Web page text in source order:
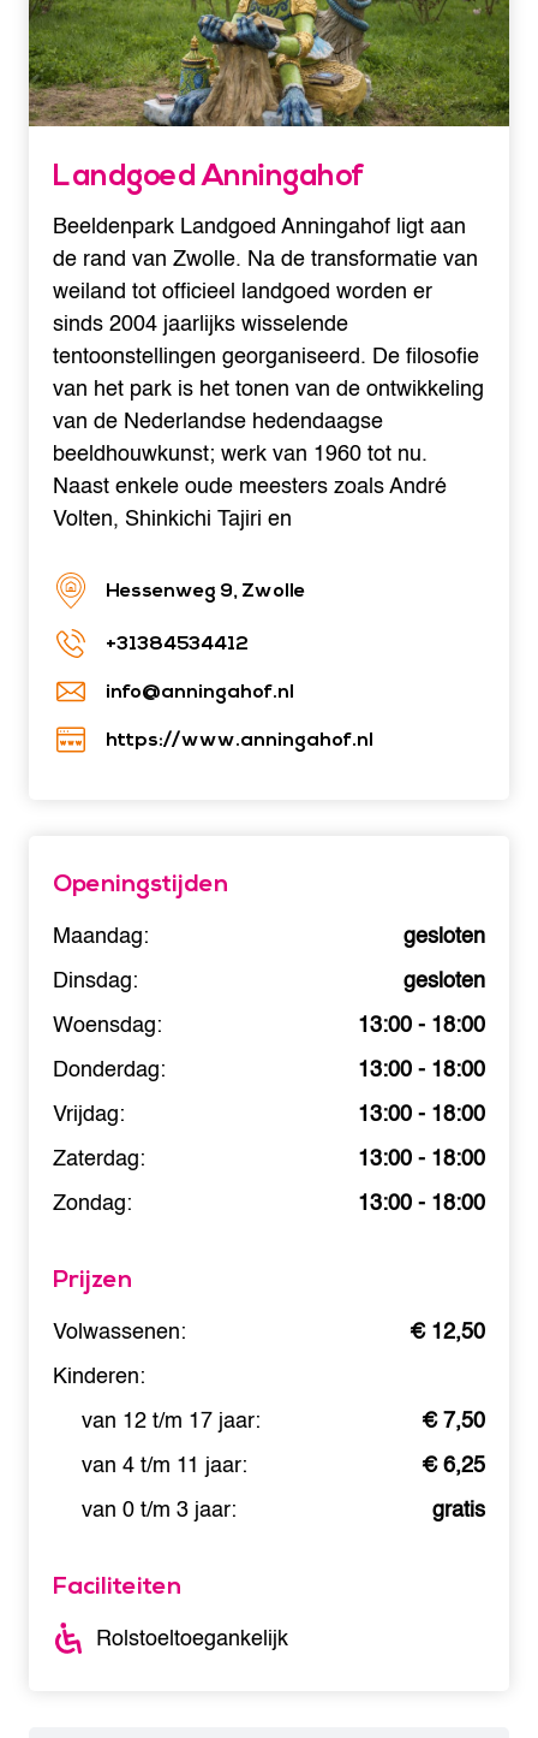
Landgoed Anningahof
Beeldenpark Landgoed Anningahof ligt aan
de rand van Zwolle. Na de transformatie van
weiland tot officieel landgoed worden er
sinds 2004 jaarlijks wisselende
tentoonstellingen georganiseerd. De filosofie
van het park is het tonen van de ontwikkeling
van de Nederlandse hedendaagse
beeldhouwkunst; werk van 1960 tot nu.
Naast enkele oude meesters zoals André
Volten, Shinkichi Tajiri en
Hessenweg 9, Zwolle
+31384534412
info@anningahof.nl
https://www.anningahof.nl
Openingstijden
Maandag:
gesloten
Dinsdag:
gesloten
Woensdag:
13:00 - 18:00
Donderdag:
13:00 - 18:00
Vrijdag:
13:00 - 18:00
Zaterdag:
13:00 - 18:00
Zondag:
13:00 - 18:00
Prijzen
Volwassenen:
€ 12,50
Kinderen:
van 12 t/m 17 jaar:
€ 7,50
van 4 t/m 11 jaar:
€ 6,25
van 0 t/m 3 jaar:
gratis
Faciliteiten
Rolstoeltoegankelijk